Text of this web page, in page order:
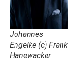
Johannes
Engelke (c) Frank
Hanewacker